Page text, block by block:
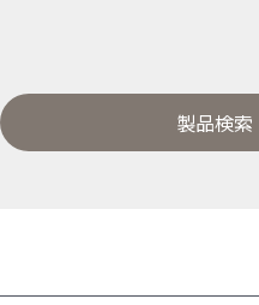
製品検索